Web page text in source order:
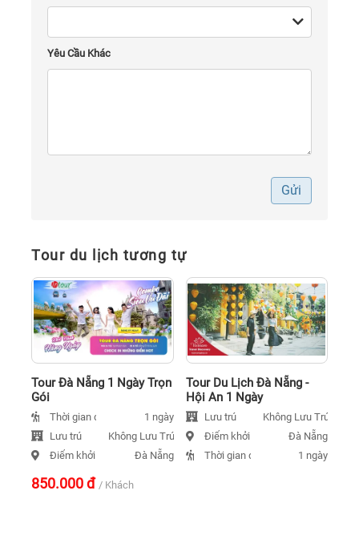
Yêu Cầu Khác
Gửi
Tour du lịch tương tự
Tour Đà Nẵng 1 Ngày Trọn
Gói
Thời gian đi
1 ngày
Lưu trú
Không Lưu Trú
Điểm khởi hành
Đà Nẵng
850.000đ / Khách
Tour Du Lịch Đà Nẵng -
Hội An 1 Ngày
Lưu trú
Không Lưu Trú
Điểm khởi hành
Đà Nẵng
Thời gian đi
1 ngày